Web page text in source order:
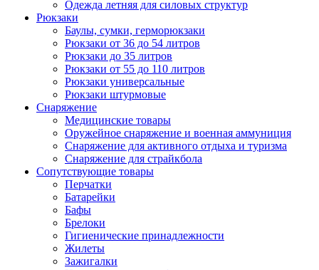
Одежда летняя для силовых структур
Рюкзаки
Баулы, сумки, герморюкзаки
Рюкзаки от 36 до 54 литров
Рюкзаки до 35 литров
Рюкзаки от 55 до 110 литров
Рюкзаки универсальные
Рюкзаки штурмовые
Снаряжение
Медицинские товары
Оружейное снаряжение и военная аммуниция
Снаряжение для активного отдыха и туризма
Снаряжение для страйкбола
Сопутствующие товары
Перчатки
Батарейки
Бафы
Брелоки
Гигиенические принадлежности
Жилеты
Зажигалки